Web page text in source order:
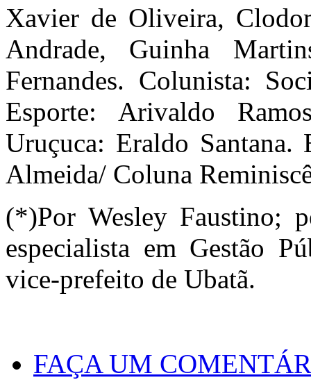
Xavier de Oliveira,
Andrade, Guinha
Fernandes. Colunista:
Esporte: Arivaldo
Uruçuca: Eraldo
Almeida/ Coluna
(*)Por Wesley Faustino;
especialista em Gestão
vice-prefeito de Ubatã.
FAÇA UM